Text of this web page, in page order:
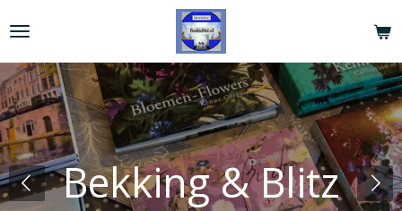
direct
naar
de
hoofdinhoud
Bekking & Blitz